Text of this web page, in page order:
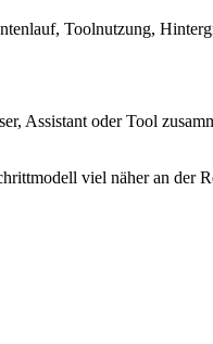
Toolnutzung,
Assistant oder Tool
viel näher an der